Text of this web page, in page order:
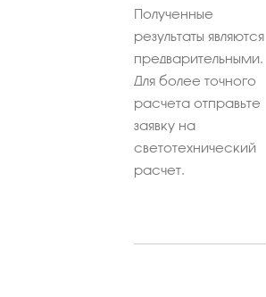
Полученные
результаты являются
предварительными.
Для более точного
расчета отправьте
заявку на
светотехнический
расчет.